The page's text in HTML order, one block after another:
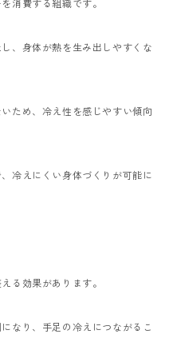
消費する組織です。
、身体が熱を生み出しやすくな
ため、冷え性を感じやすい傾向
冷えにくい身体づくりが可能に
る効果があります。
なり、手足の冷えにつながるこ